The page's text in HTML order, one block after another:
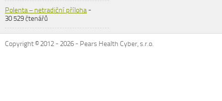
Polenta – netradiční příloha-
30 529 čtenářů
Copyright © 2012 -2026 - Pears Health Cyber, s.r.o.